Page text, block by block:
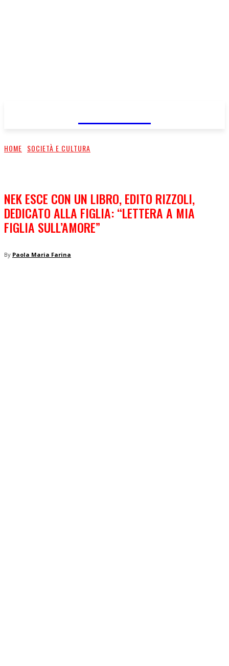
HOME SOCIETÀ E CULTURA
NEK ESCE CON UN LIBRO, EDITO RIZZOLI,
DEDICATO ALLA FIGLIA: “LETTERA A MIA
FIGLIA SULL’AMORE”
By Paola Maria Farina